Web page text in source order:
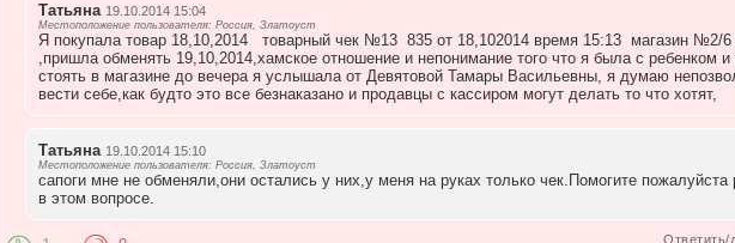
Татьяна 19.10.2014 15:04
Местоположение пользователя: Россия, Златоуст
Я покупала товар 18,10,2014 товарный чек №13 835 от 18,102014 время 15:13 магазин №2/6
,пришла обменять 19,10,2014,хамское отношение и непонимание того что я была с ребенком и
стоять в магазине до вечера я услышала от Девятовой Тамары Васильевны, я думаю
вести себе,как будто это все безнаказано и продавцы с кассиром могут делать то что хотят,
Татьяна 19.10.2014 15:10
Местоположение пользователя: Россия, Златоуст
сапоги мне не обменяли,они остались у них,у меня на руках только чек.Помогите пожалуйста
в этом вопросе.
Ответить/